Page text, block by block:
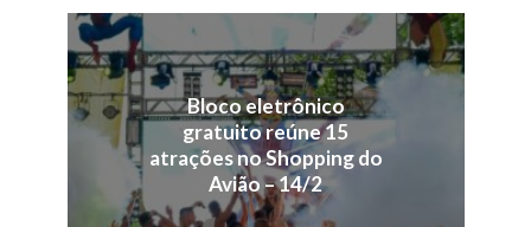
Bloco eletrônico
gratuito reúne 15
atrações no Shopping do
Avião – 14/2